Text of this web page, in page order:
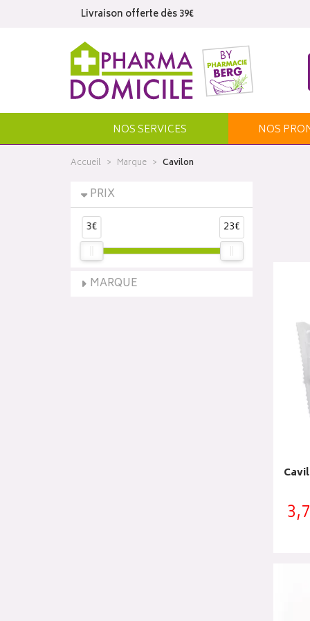
Livraison offerte dès 39€
NOS SERVICES NOS
Accueil Marque Cavilon
PRIX
3€ 23€
MARQUE